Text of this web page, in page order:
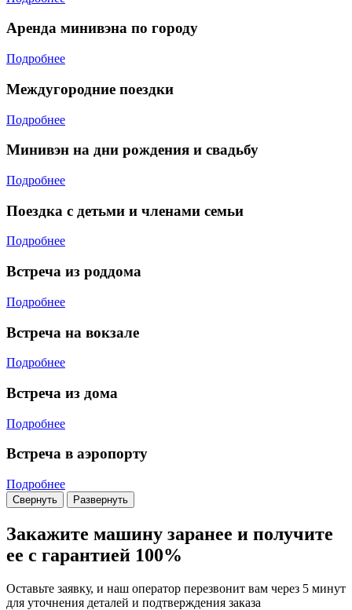
Аренда минивэна по городу
Подробнее
Междугородние поездки
Подробнее
Минивэн на дни рождения и свадьбу
Подробнее
Поездка с детьми и членами семьи
Подробнее
Встреча из роддома
Подробнее
Встреча на вокзале
Подробнее
Встреча из дома
Подробнее
Встреча в аэропорту
Подробнее
Свернуть Развернуть
Закажите машину заранее и получите
ее с гарантией 100%
Оставьте заявку, и наш оператор перезвонит вам через 5 минут
для уточнения деталей и подтверждения заказа